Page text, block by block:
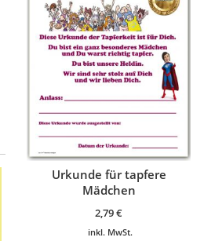
Urkunde für tapfere
Mädchen
2,79€
inkl. MwSt.